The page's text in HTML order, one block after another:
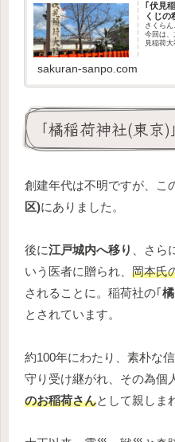
｢伏見
くじの
さくらん
今回は、
見稲荷
sakuran-sanpo.com
｢橘稲荷神社(東京)
創建年代は不明ですが、こ
区)にありました。
後に江戸城内へ移り
、さ
いう医者に贈られ、 岡本氏
されることに。稲荷社の｢橘
とされています。
約100年にわたり、素朴な
守り受け継がれ、その為個
のお稲荷さんとして親しま